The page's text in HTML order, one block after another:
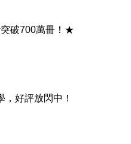
破700萬冊！★
好評放閃中！